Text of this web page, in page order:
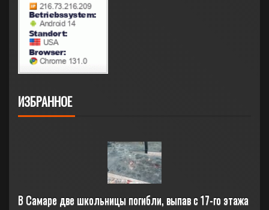
ИЗБРАННОЕ
В Самаре две школьницы погибли, выпав с 17-го этажа